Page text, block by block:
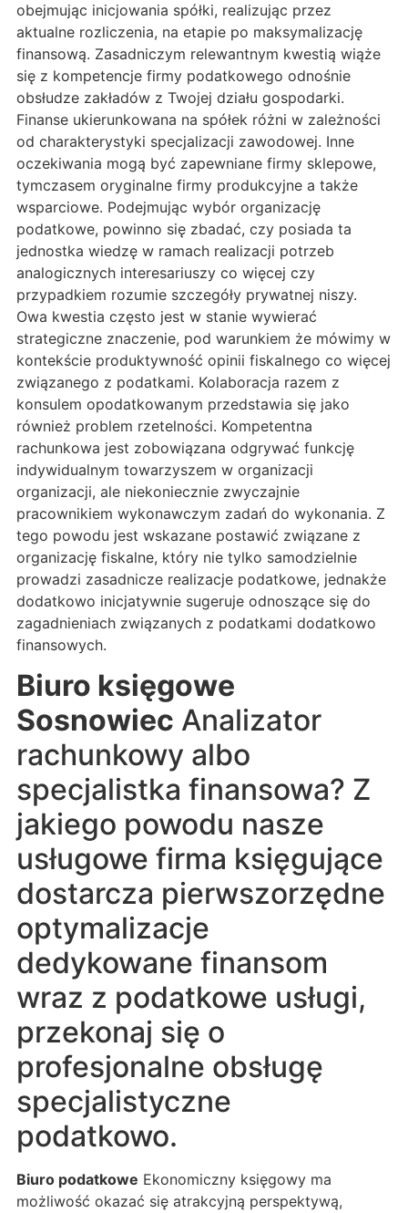
obejmując inicjowania spółki, realizując przez
aktualne rozliczenia, na etapie po maksymalizację
finansową. Zasadniczym relewantnym kwestią wiąże
się z kompetencje firmy podatkowego odnośnie
obsłudze zakładów z Twojej działu gospodarki.
Finanse ukierunkowana na spółek różni w zależności
od charakterystyki specjalizacji zawodowej. Inne
oczekiwania mogą być zapewniane firmy sklepowe,
tymczasem oryginalne firmy produkcyjne a także
wsparciowe. Podejmując wybór organizację
podatkowe, powinno się zbadać, czy posiada ta
jednostka wiedzę w ramach realizacji potrzeb
analogicznych interesariuszy co więcej czy
przypadkiem rozumie szczegóły prywatnej niszy.
Owa kwestia często jest w stanie wywierać
strategiczne znaczenie, pod warunkiem że mówimy w
kontekście produktywność opinii fiskalnego co więcej
związanego z podatkami. Kolaboracja razem z
konsulem opodatkowanym przedstawia się jako
również problem rzetelności. Kompetentna
rachunkowa jest zobowiązana odgrywać funkcję
indywidualnym towarzyszem w organizacji
organizacji, ale niekoniecznie zwyczajnie
pracownikiem wykonawczym zadań do wykonania. Z
tego powodu jest wskazane postawić związane z
organizację fiskalne, który nie tylko samodzielnie
prowadzi zasadnicze realizacje podatkowe, jednakże
dodatkowo inicjatywnie sugeruje odnoszące się do
zagadnieniach związanych z podatkami dodatkowo
finansowych.
Biuro księgowe
Sosnowiec Analizator
rachunkowy albo
specjalistka finansowa? Z
jakiego powodu nasze
usługowe firma księgujące
dostarcza pierwszorzędne
optymalizacje
dedykowane finansom
wraz z podatkowe usługi,
przekonaj się o
profesjonalne obsługę
specjalistyczne
podatkowo.
Biuro podatkowe Ekonomiczny księgowy ma
możliwość okazać się atrakcyjną perspektywą,